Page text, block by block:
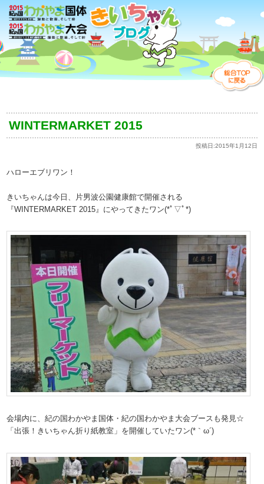
WINTERMARKET 2015
投稿日:2015年1月12日
ハローエブリワン！
きいちゃんは今日、片男波公園健康館で開催される
『WINTERMARKET 2015』にやってきたワン(*ﾟ▽ﾟ*)
会場内に、紀の国わかやま国体・紀の国わかやま大会ブースも発見☆
「出張！きいちゃん折り紙教室」を開催していたワン(*｀ω´)